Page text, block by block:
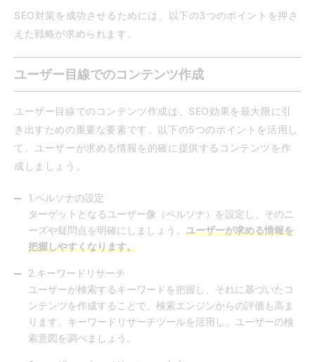
SEO対策を成功させるためには、以下の3つのポイントを押さ
えた戦略が求められます。
ユーザー目線でのコンテンツ作成
ユーザー目線でのコンテンツ作成は、SEO効果を最大限に引
き出すための重要な要素です。以下の5つのポイントを活用し
て、ユーザーが求める情報を的確に提供するコンテンツを作
成しましょう。
1.ペルソナの設定
ターゲットとなるユーザー像（ペルソナ）を設定し、そのニ
ーズや疑問点を明確にしましょう。 ユーザーが求める情報を
把握しやすくなります。
2.キーワードリサーチ
ユーザーが検索するキーワードを把握し、それに基づいたコ
ンテンツを作成することで、検索エンジンからの評価も高ま
ります。キーワードリサーチツールを活用し、ユーザーの検
索意図を調べましょう。